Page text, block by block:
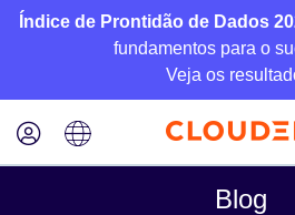
Índice de Prontidão de Dados
fundamentos para o
Veja os
Blog